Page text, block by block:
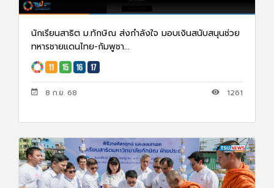
นักเรียนสาธิต ม.ทักษิณ ส่งกำลังใจ มอบเงินสนับสนุนช่วย
ทหารชายแดนไทย-กัมพูชา...
8 ก.ย. 68 1261